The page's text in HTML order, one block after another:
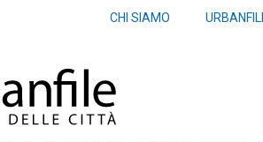
CHI SIAMO